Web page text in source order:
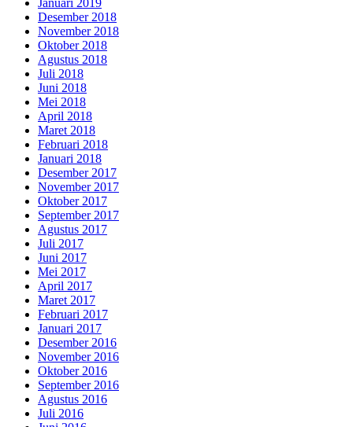
Januari 2019
Desember 2018
November 2018
Oktober 2018
Agustus 2018
Juli 2018
Juni 2018
Mei 2018
April 2018
Maret 2018
Februari 2018
Januari 2018
Desember 2017
November 2017
Oktober 2017
September 2017
Agustus 2017
Juli 2017
Juni 2017
Mei 2017
April 2017
Maret 2017
Februari 2017
Januari 2017
Desember 2016
November 2016
Oktober 2016
September 2016
Agustus 2016
Juli 2016